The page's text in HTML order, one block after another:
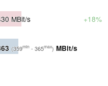
MBit/s +18%
(359min - 365max) MBit/s